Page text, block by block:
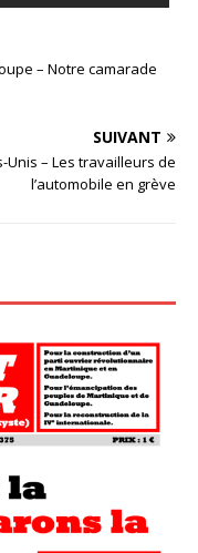
– Notre camarade
SUIVANT
Unis – Les travailleurs de
l’automobile en grève